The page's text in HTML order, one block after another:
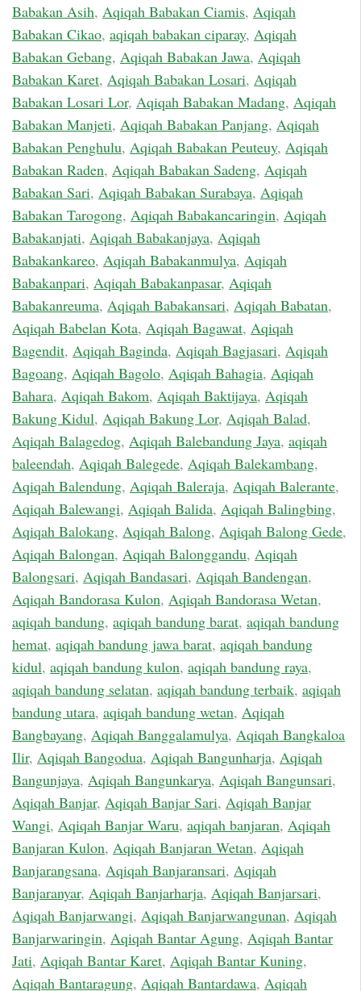
Babakan Asih, Aqiqah Babakan Ciamis, Aqiqah
Babakan Cikao, aqiqah babakan ciparay, Aqiqah
Babakan Gebang, Aqiqah Babakan Jawa, Aqiqah
Babakan Karet, Aqiqah Babakan Losari, Aqiqah
Babakan Losari Lor, Aqiqah Babakan Madang, Aqiqah
Babakan Manjeti, Aqiqah Babakan Panjang, Aqiqah
Babakan Penghulu, Aqiqah Babakan Peuteuy, Aqiqah
Babakan Raden, Aqiqah Babakan Sadeng, Aqiqah
Babakan Sari, Aqiqah Babakan Surabaya, Aqiqah
Babakan Tarogong, Aqiqah Babakancaringin, Aqiqah
Babakanjati, Aqiqah Babakanjaya, Aqiqah
Babakankareo, Aqiqah Babakanmulya, Aqiqah
Babakanpari, Aqiqah Babakanpasar, Aqiqah
Babakanreuma, Aqiqah Babakansari, Aqiqah Babatan,
Aqiqah Babelan Kota, Aqiqah Bagawat, Aqiqah
Bagendit, Aqiqah Baginda, Aqiqah Bagjasari, Aqiqah
Bagoang, Aqiqah Bagolo, Aqiqah Bahagia, Aqiqah
Bahara, Aqiqah Bakom, Aqiqah Baktijaya, Aqiqah
Bakung Kidul, Aqiqah Bakung Lor, Aqiqah Balad,
Aqiqah Balagedog, Aqiqah Balebandung Jaya, aqiqah
baleendah, Aqiqah Balegede, Aqiqah Balekambang,
Aqiqah Balendung, Aqiqah Baleraja, Aqiqah Balerante,
Aqiqah Balewangi, Aqiqah Balida, Aqiqah Balingbing,
Aqiqah Balokang, Aqiqah Balong, Aqiqah Balong Gede,
Aqiqah Balongan, Aqiqah Balonggandu, Aqiqah
Balongsari, Aqiqah Bandasari, Aqiqah Bandengan,
Aqiqah Bandorasa Kulon, Aqiqah Bandorasa Wetan,
aqiqah bandung, aqiqah bandung barat, aqiqah bandung
hemat, aqiqah bandung jawa barat, aqiqah bandung
kidul, aqiqah bandung kulon, aqiqah bandung raya,
aqiqah bandung selatan, aqiqah bandung terbaik, aqiqah
bandung utara, aqiqah bandung wetan, Aqiqah
Bangbayang, Aqiqah Banggalamulya, Aqiqah Bangkaloa
Ilir, Aqiqah Bangodua, Aqiqah Bangunharja, Aqiqah
Bangunjaya, Aqiqah Bangunkarya, Aqiqah Bangunsari,
Aqiqah Banjar, Aqiqah Banjar Sari, Aqiqah Banjar
Wangi, Aqiqah Banjar Waru, aqiqah banjaran, Aqiqah
Banjaran Kulon, Aqiqah Banjaran Wetan, Aqiqah
Banjarangsana, Aqiqah Banjaransari, Aqiqah
Banjaranyar, Aqiqah Banjarharja, Aqiqah Banjarsari,
Aqiqah Banjarwangi, Aqiqah Banjarwangunan, Aqiqah
Banjarwaringin, Aqiqah Bantar Agung, Aqiqah Bantar
Jati, Aqiqah Bantar Karet, Aqiqah Bantar Kuning,
Aqiqah Bantaragung, Aqiqah Bantardawa, Aqiqah